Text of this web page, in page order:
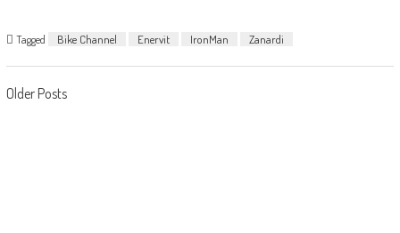
Tagged Bike Channel Enervit IronMan Zanardi
Older Posts